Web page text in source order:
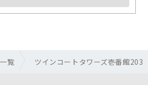
覧 ツインコートタワーズ壱番館203